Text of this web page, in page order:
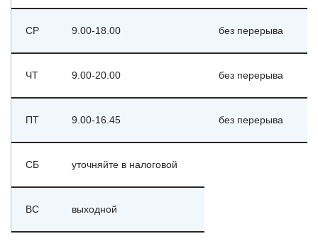
СР 9.00-18.00 без перерыва
ЧТ 9.00-20.00 без перерыва
ПТ 9.00-16.45 без перерыва
СБ уточняйте в налоговой
ВС выходной